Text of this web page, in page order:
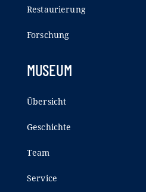
Restaurierung
Forschung
MUSEUM
Übersicht
Geschichte
Team
Service